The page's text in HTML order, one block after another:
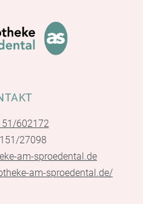
602172
27098
am-sproedental.de
am-sproedental.de/